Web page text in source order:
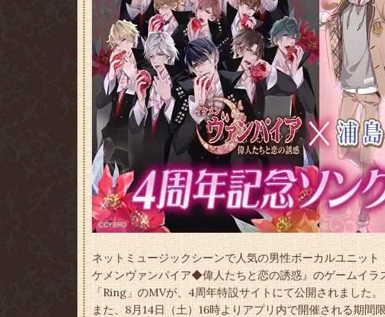
ネットミュージックシーンで人気の男性ボーカルユニット
ケメンヴァンパイア◆偉人たちと恋の誘惑』のゲームイラ
「Ring」のMVが、4周年特設サイトにて公開されました。
また、8月14日（土）16時よりアプリ内で開催される期間